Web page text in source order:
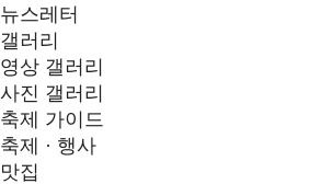
뉴스레터
갤러리
영상 갤러리
사진 갤러리
축제 가이드
축제 · 행사
맛집